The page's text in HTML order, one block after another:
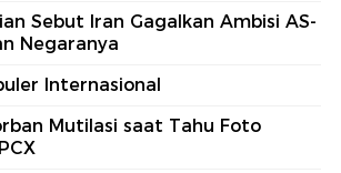
Sebut Iran Gagalkan Ambisi AS-
Negaranya
Internasional
Mutilasi saat Tahu Foto